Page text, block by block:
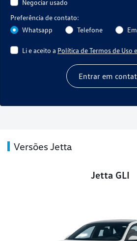
Negociar usado
Preferência de contato:
Whatsapp
Telefone
Li e aceito a Política de Termos de Uso
Entrar em
Versões Jetta
Jetta GLI